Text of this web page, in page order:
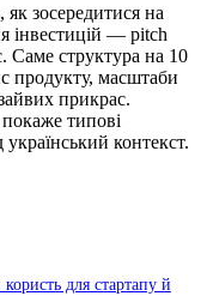
як зосередитися на
інвестицій — pitch
Саме структура на 10
продукту, масштаби
прикрас.
типові
контекст.
для стартапу й